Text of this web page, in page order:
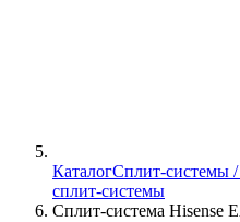
КаталогСплит-системы
сплит-системы
Сплит-система Hisense